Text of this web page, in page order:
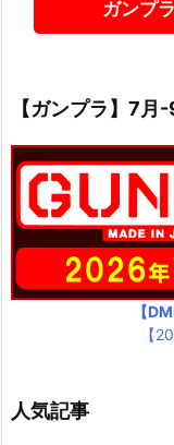
ガンプ
【ガンプラ】7月
【
【
人気記事